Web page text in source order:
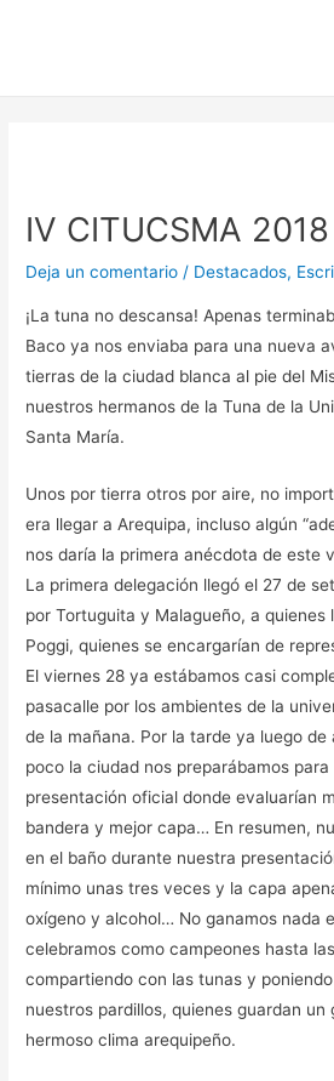
IV CITUCSMA 2018
Deja un comentario / Destacados,
¡La tuna no descansa! Apenas
Baco ya nos enviaba para una nueva
tierras de la ciudad blanca al pie del
nuestros hermanos de la Tuna de la
Santa María.
Unos por tierra otros por aire, no
era llegar a Arequipa, incluso algún
nos daría la primera anécdota de este
La primera delegación llegó el 27 de
por Tortuguita y Malagueño, a quienes
Poggi, quienes se encargarían de
El viernes 28 ya estábamos casi
pasacalle por los ambientes de la
de la mañana. Por la tarde ya luego
poco la ciudad nos preparábamos para
presentación oficial donde evaluarían
bandera y mejor capa… En resumen,
en el baño durante nuestra
mínimo unas tres veces y la capa
oxígeno y alcohol… No ganamos nada
celebramos como campeones hasta
compartiendo con las tunas y
nuestros pardillos, quienes guardan
hermoso clima arequipeño.